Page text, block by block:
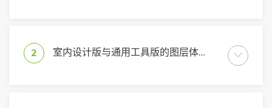
2 室内设计版与通用工具版的图层体系区别